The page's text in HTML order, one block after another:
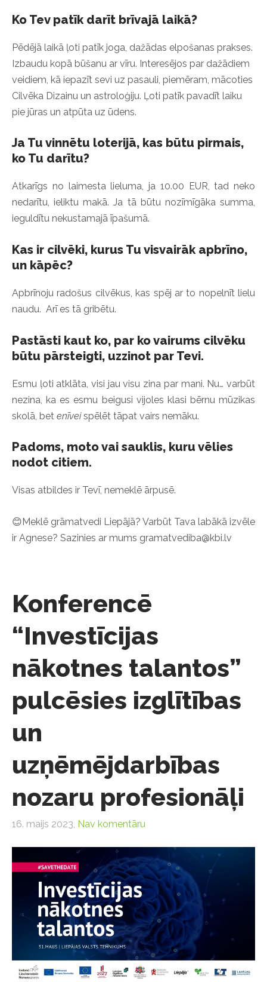
Ko Tev patīk darīt brīvajā laikā?
Pēdējā laikā ļoti patīk joga, dažādas elpošanas prakses.
Izbaudu kopā būšanu ar vīru. Interesējos par dažādiem
veidiem, kā iepazīt sevi uz pasauli, piemēram, mācoties
Cilvēka Dizainu un astroloģiju. Ļoti patīk pavadīt laiku
pie jūras un atpūta uz ūdens.
Ja Tu vinnētu loterijā, kas būtu pirmais,
ko Tu darītu?
Atkarīgs no laimesta lieluma, ja 10.00 EUR, tad neko
nedarītu, ieliktu makā. Ja tā būtu nozīmīgāka summa,
ieguldītu nekustamajā īpašumā.
Kas ir cilvēki, kurus Tu visvairāk apbrīno,
un kāpēc?
Apbrīnoju radošus cilvēkus, kas spēj ar to nopelnīt lielu
naudu. Arī es tā gribētu.
Pastāsti kaut ko, par ko vairums cilvēku
būtu pārsteigti, uzzinot par Tevi.
Esmu ļoti atklāta, visi jau visu zina par mani. Nu… varbūt
nezina, ka es esmu beigusi vijoles klasi bērnu mūzikas
skolā, bet enīveispēlēt tāpat vairs nemāku.
Padoms, moto vai sauklis, kuru vēlies
nodot citiem.
Visas atbildes ir Tevī, nemeklē ārpusē.
😊Meklē grāmatvedi Liepājā? Varbūt Tava labākā izvēle
ir Agnese? Sazinies ar mums gramatvediba@kbi.lv
Konferencē
“Investīcijas
nākotnes talantos”
pulcēsies izglītības
un
uzņēmējdarbības
nozaru profesionāļi
16. maijs 2023, Nav komentāru